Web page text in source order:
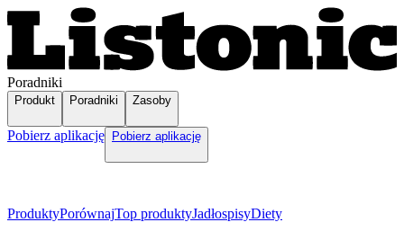
Poradniki
Produkt Poradniki Zasoby
Pobierz aplikację Pobierz aplikację
ProduktyPorównajTop produktyJadłospisyDiety